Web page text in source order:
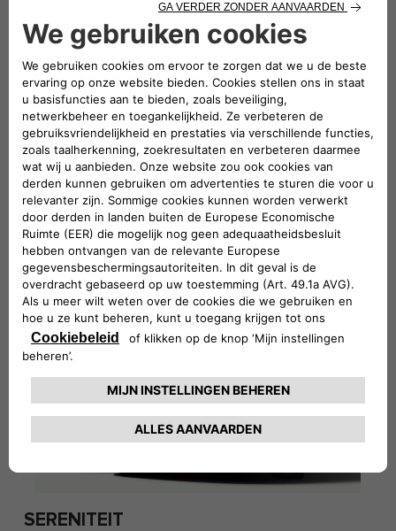
De overnamewaarde wordt geschat in euro incl. btw, op
basis van de marktprijs, recente transacties en
wagen. Met deze informatie kunnen we u een
overnameaanbod doen (de geschatte waarde is louter
indicatief). Vervolgens word u gecontacteerd door een
Jeep®-verdeler die ook een expertise van uw wagen zal
uitvoeren om het aanbod te finaliseren.
BEREKEN MIJN OVERNAMEWAARDE
SERENITEIT